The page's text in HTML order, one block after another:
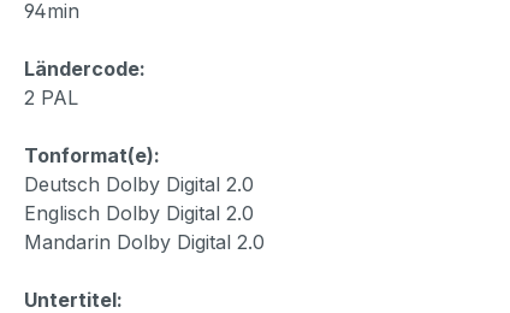
94min
Ländercode:
2 PAL
Tonformat(e):
Deutsch Dolby Digital 2.0
Englisch Dolby Digital 2.0
Mandarin Dolby Digital 2.0
Untertitel: